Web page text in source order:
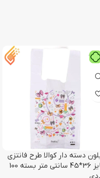
دسته دار کوالا طرح فانتزی
سایز 36*45 سانتی متر بسته 100